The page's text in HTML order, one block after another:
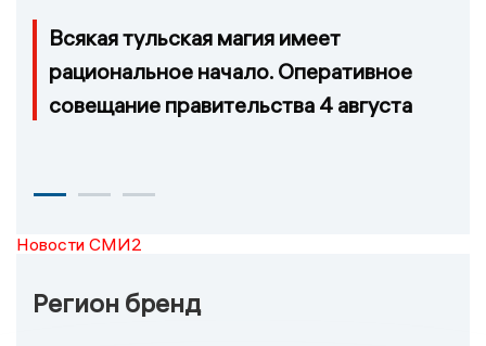
Всякая тульская магия имеет
рациональное начало. Оперативное
совещание правительства 4 августа
Новости СМИ2
Регион бренд